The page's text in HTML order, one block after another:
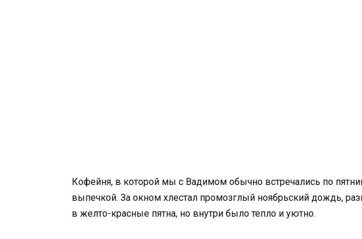
Кофейня, в которой мы с Вадимом обычно встречались по
выпечкой. За окном хлестал промозглый ноябрьский дождь,
в желто-красные пятна, но внутри было тепло и уютно.